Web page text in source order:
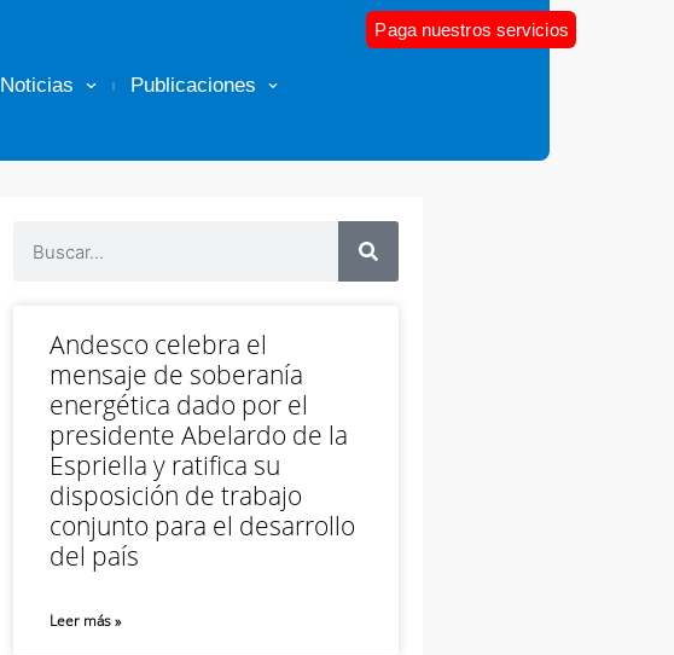
Noticias Publicaciones
Paga nuestros servicios
Andesco celebra el
mensaje de soberanía
energética dado por el
presidente Abelardo de la
Espriella y ratifica su
disposición de trabajo
conjunto para el desarrollo
del país
Leer más »